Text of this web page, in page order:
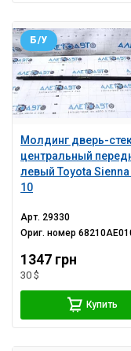
Молдинг дверь-
центральный
левый Toyota Sienna
10
Б/У
Арт. 29330
Ориг. номер
1347 грн
30 $
Купить